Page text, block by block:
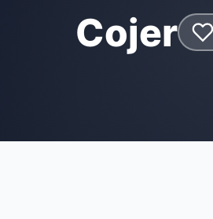
Cojer